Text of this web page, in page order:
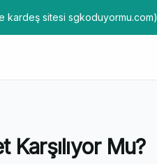
kardeş sitesi sgkoduyormu.com)
Mu?